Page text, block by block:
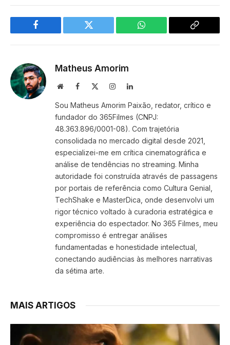
Facebook Twitter WhatsApp
Copy
Matheus Amorim
WebsiteFacebook InstagramLinkedIn
Sou Matheus Amorim Paixão, redator, crítico e
fundador do 365Filmes (CNPJ:
48.363.896/0001-08). Com trajetória
consolidada no mercado digital desde 2021,
especializei-me em crítica cinematográfica e
análise de tendências no streaming. Minha
autoridade foi construída através de passagens
por portais de referência como Cultura Genial,
TechShake e MasterDica, onde desenvolvi um
rigor técnico voltado à curadoria estratégica e
experiência do espectador. No 365 Filmes, meu
compromisso é entregar análises
fundamentadas e honestidade intelectual,
conectando audiências às melhores narrativas
da sétima arte.
MAIS ARTIGOS